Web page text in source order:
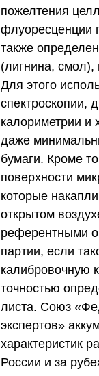
пожелтения
флуоресценции
также
(лигнина, смол),
Для этого
спектроскопии,
калориметрии и
даже
бумаги. Кроме
поверхности
которые
открытом
референтными
партии, если
калибровочную
точностью
листа. Союз
экспертов»
характеристик
России и за